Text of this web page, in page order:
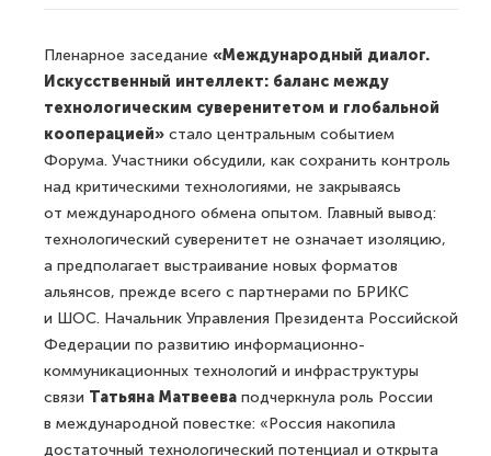
Пленарное заседание «Международный диалог.
Искусственный интеллект: баланс между
технологическим суверенитетом и глобальной
кооперацией» стало центральным событием
Форума. Участники обсудили, как сохранить контроль
над критическими технологиями, не закрываясь
от международного обмена опытом. Главный вывод:
технологический суверенитет не означает изоляцию,
а предполагает выстраивание новых форматов
альянсов, прежде всего с партнерами по БРИКС
и ШОС. Начальник Управления Президента Российской
Федерации по развитию информационно-
коммуникационных технологий и инфраструктуры
связи Татьяна Матвеева подчеркнула роль России
в международной повестке: «Россия накопила
достаточный технологический потенциал и открыта